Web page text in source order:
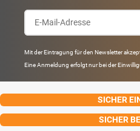
Mit der Eintragung für den Newsletter
Eine Anmeldung erfolgt nur bei der
SICHER
SICHER